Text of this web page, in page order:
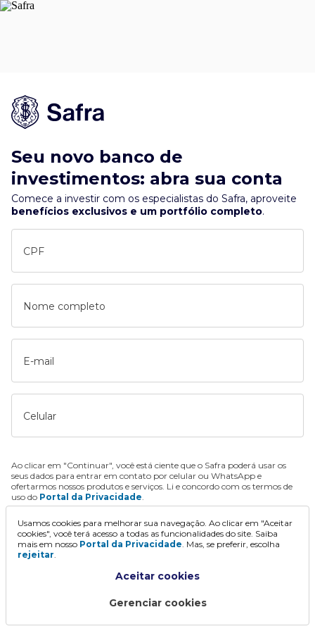
Seu novo banco de
investimentos: abra sua conta
Comece a investir com os especialistas do Safra, aproveite
benefícios exclusivos e um portfólio completo.
CPF
Nome completo
E-mail
Celular
Ao clicar em "Continuar", você está ciente que o Safra poderá usar os
seus dados para entrar em contato por celular ou WhatsApp e
ofertarmos nossos produtos e serviços. Li e concordo com os termos de
uso do Portal da Privacidade.
Continuar
Usamos cookies para melhorar sua navegação. Ao clicar em "Aceitar
cookies", você terá acesso a todas as funcionalidades do site. Saiba
mais em nosso Portal da Privacidade. Mas, se preferir, escolha
rejeitar.
Aceitar cookies
Gerenciar cookies